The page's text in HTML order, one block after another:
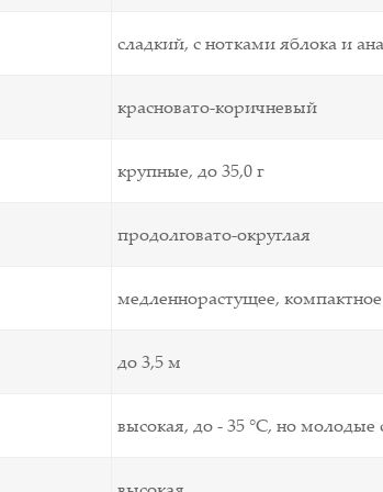
сладкий, с нотками яблока и
красновато-коричневый
крупные, до 35,0 г
продолговато-округлая
медленнорастущее, компактное
до 3,5 м
высокая, до - 35 °C, но